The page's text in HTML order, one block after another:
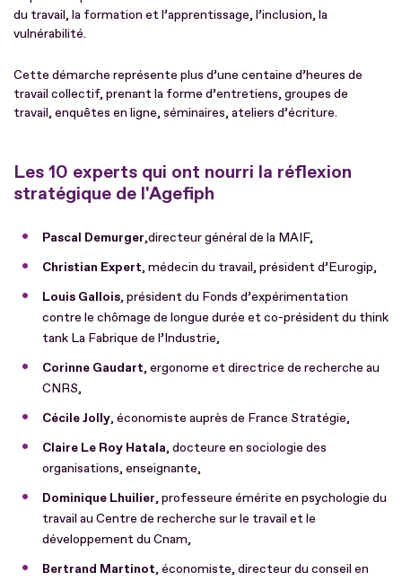
du travail, la formation et l’apprentissage, l’inclusion, la
vulnérabilité.
Cette démarche représente plus d’une centaine d’heures de
travail collectif, prenant la forme d’entretiens, groupes de
travail, enquêtes en ligne, séminaires, ateliers d’écriture.
Les 10 experts qui ont nourri la réflexion
stratégique de l'Agefiph
Pascal Demurger,directeur général de la MAIF,
Christian Expert, médecin du travail, président d’Eurogip,
Louis Gallois, président du Fonds d’expérimentation
contre le chômage de longue durée et co-président du think
tank La Fabrique de l’Industrie,
Corinne Gaudart, ergonome et directrice de recherche au
CNRS,
Cécile Jolly, économiste auprès de France Stratégie,
Claire Le Roy Hatala, docteure en sociologie des
organisations, enseignante,
Dominique Lhuilier, professeure émérite en psychologie du
travail au Centre de recherche sur le travail et le
développement du Cnam,
Bertrand Martinot, économiste, directeur du conseil en